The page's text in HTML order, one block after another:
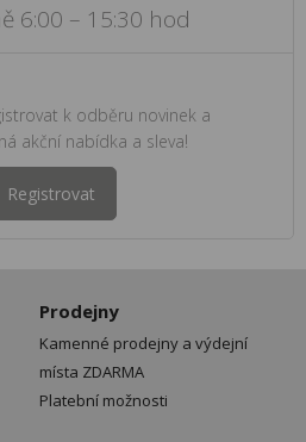
6:00 – 15:30 hod
k odběru novinek a
akční nabídka a sleva!
Registrovat
Prodejny
Kamenné prodejny a výdejní
místa ZDARMA
Platební možnosti